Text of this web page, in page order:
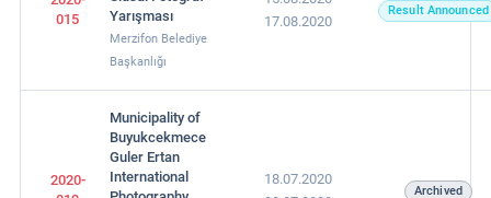
015
Yarışması
Merzifon Belediye
Başkanlığı
17.08.2020
Result Announced
2020-
Municipality of
Buyukcekmece
Guler Ertan
International
18.07.2020
Archived